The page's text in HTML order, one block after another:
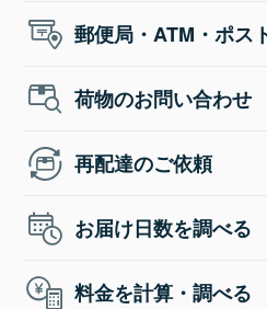
郵便局・ATM・ポス
荷物のお問い合わせ
再配達のご依頼
お届け日数を調べる
料金を計算・調べる